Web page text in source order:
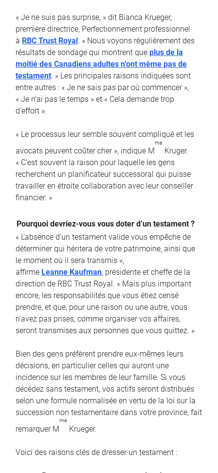
« Je ne suis pas surprise, » dit Bianca Krueger,
première directrice, Perfectionnement professionnel
à RBC Trust Royal . « Nous voyons régulièrement des
résultats de sondage qui montrent que plus de la
moitié des Canadiens adultes n’ont même pas de
testament. » Les principales raisons indiquées sont
entre autres : « Je ne sais pas par où commencer »,
« Je n’ai pas le temps » et « Cela demande trop
d’effort ».
« Le processus leur semble souvent compliqué et les
avocats peuvent coûter cher », indique M
me
Kruger.
« C’est souvent la raison pour laquelle les gens
recherchent un planificateur successoral qui puisse
travailler en étroite collaboration avec leur conseiller
financier. »
Pourquoi devriez-vous vous doter d’un testament ?
« L’absence d’un testament valide vous empêche de
déterminer qui héritera de votre patrimoine, ainsi que
le moment où il sera transmis »,
affirme Leanne Kaufman, présidente et cheffe de la
direction de RBC Trust Royal. « Mais plus important
encore, les responsabilités que vous étiez censé
prendre, et que, pour une raison ou une autre, vous
n’avez pas prises, comme organiser vos affaires,
seront transmises aux personnes que vous quittez. »
Bien des gens préfèrent prendre eux-mêmes leurs
décisions, en particulier celles qui auront une
incidence sur les membres de leur famille. Si vous
décédez sans testament, vos actifs seront distribués
selon une formule normalisée en vertu de la loi sur la
succession non testamentaire dans votre province, fait
remarquer M
me
Krueger.
Voici des raisons clés de dresser un testament :